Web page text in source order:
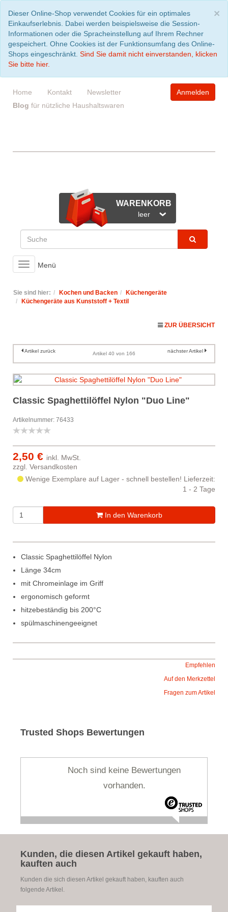
×
Dieser Online-Shop verwendet Cookies für ein optimales
Einkaufserlebnis. Dabei werden beispielsweise die Session-
Informationen oder die Spracheinstellung auf Ihrem Rechner
gespeichert. Ohne Cookies ist der Funktionsumfang des Online-
Shops eingeschränkt. Sind Sie damit nicht einverstanden, klicken
Sie bitte hier.
Home Kontakt
Newsletter
Blog für nützliche Haushaltswaren
Anmelden
WARENKORB
leer
Toggle
navigation
Menü
Sie sind hier: Kochen und Backen
Küchengeräte
Küchengeräte aus Kunststoff + Textil
ZUR ÜBERSICHT
Artikel zurück Artikel 40 von 166 nächster Artikel
Classic Spaghettilöffel Nylon "Duo Line"
Artikelnummer: 76433
2,50 € inkl. MwSt.
zzgl. Versandkosten
Wenige Exemplare auf Lager - schnell bestellen! Lieferzeit:
1 - 2 Tage
In den Warenkorb
Classic Spaghettilöffel Nylon
Länge 34cm
mit Chromeinlage im Griff
ergonomisch geformt
hitzebeständig bis 200°C
spülmaschinengeeignet
Empfehlen
Auf den Merkzettel
Fragen zum Artikel
Trusted Shops Bewertungen
Noch sind keine Bewertungen
vorhanden.
Kunden, die diesen Artikel gekauft haben,
kauften auch
Kunden die sich diesen Artikel gekauft haben, kauften auch
folgende Artikel.